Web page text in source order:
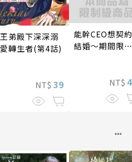
王弟殿下深深溺
愛轉生者(第4話)
NT$ 39
能幹CEO想契約
結婚～期間限定
NT$